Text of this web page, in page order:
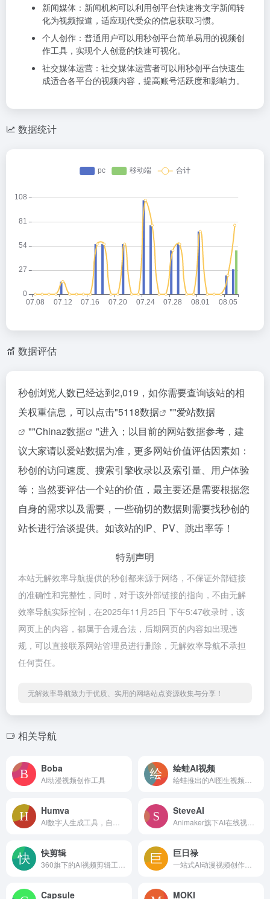
新闻媒体：新闻机构可以利用创平台快速将文字新闻转
化为视频报道，适应现代受众的信息获取习惯。
个人创作：普通用户可以用秒创平台简单易用的视频创
作工具，实现个人创意的快速可视化。
社交媒体运营：社交媒体运营者可以用秒创平台快速生
成适合各平台的视频内容，提高账号活跃度和影响力。
数据统计
数据评估
秒创浏览人数已经达到2,019，如你需要查询该站的相
关权重信息，可以点击"5118数据 ""爱站数据
""Chinaz数据
"进入；以目前的网站数据参考，建
议大家请以爱站数据为准，更多网站价值评估因素如：
秒创的访问速度、搜索引擎收录以及索引量、用户体验
等；当然要评估一个站的价值，最主要还是需要根据您
自身的需求以及需要，一些确切的数据则需要找秒创的
站长进行洽谈提供。如该站的IP、PV、跳出率等！
特别声明
本站无解效率导航提供的秒创都来源于网络，不保证外部链接
的准确性和完整性，同时，对于该外部链接的指向，不由无解
效率导航实际控制，在2025年11月25日 下午5:47收录时，该
网页上的内容，都属于合规合法，后期网页的内容如出现违
规，可以直接联系网站管理员进行删除，无解效率导航不承担
任何责任。
无解效率导航致力于优质、实用的网络站点资源收集与分享！
相关导航
Boba
AI动漫视频创作工具
绘蛙AI视频
Humva SteveAI
快剪辑 巨日禄
Capsule MOKI